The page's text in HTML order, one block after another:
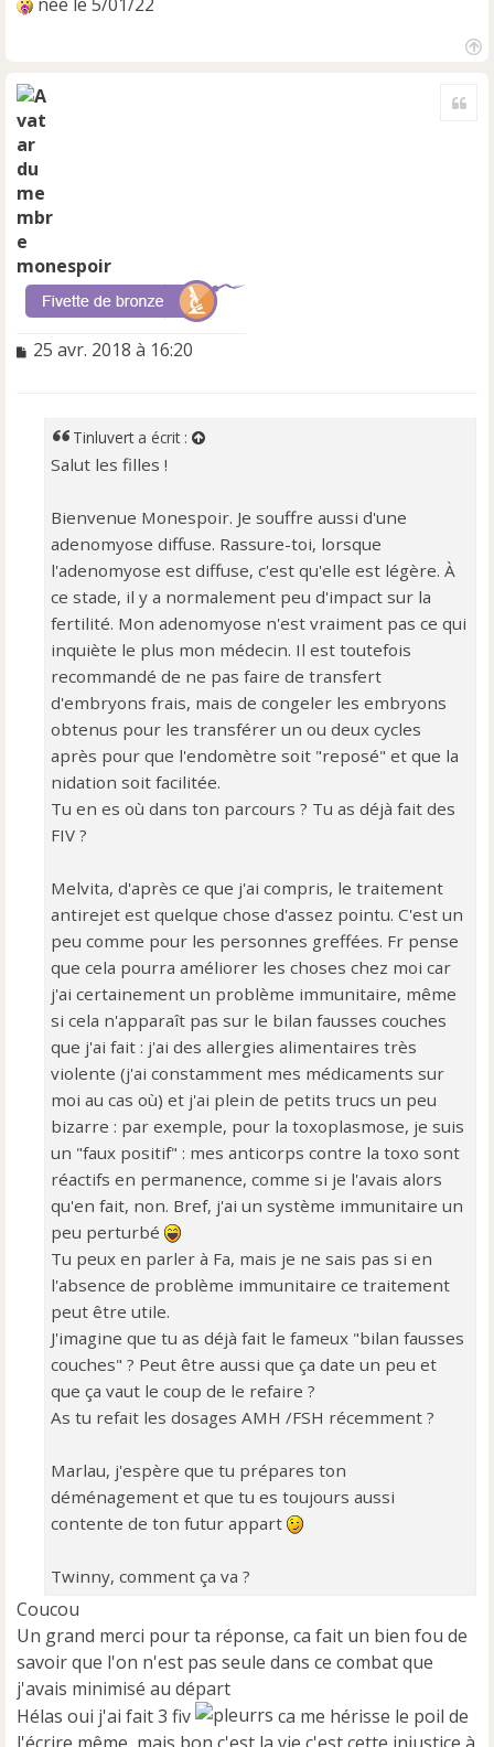
monespoir
M
25 avr. 2018 à 16:20
Tinluverta écrit :
Salut les filles !
Bienvenue Monespoir. Je souffre aussi d'une
adenomyose diffuse. Rassure-toi, lorsque
l'adenomyose est diffuse, c'est qu'elle est légère. À
ce stade, il y a normalement peu d'impact sur la
fertilité. Mon adenomyose n'est vraiment pas ce qui
inquiète le plus mon médecin. Il est toutefois
recommandé de ne pas faire de transfert
d'embryons frais, mais de congeler les embryons
obtenus pour les transférer un ou deux cycles
après pour que l'endomètre soit "reposé" et que la
nidation soit facilitée.
Tu en es où dans ton parcours ? Tu as déjà fait des
FIV ?
Melvita, d'après ce que j'ai compris, le traitement
antirejet est quelque chose d'assez pointu. C'est un
peu comme pour les personnes greffées. Fr pense
que cela pourra améliorer les choses chez moi car
j'ai certainement un problème immunitaire, même
si cela n'apparaît pas sur le bilan fausses couches
que j'ai fait : j'ai des allergies alimentaires très
violente (j'ai constamment mes médicaments sur
moi au cas où) et j'ai plein de petits trucs un peu
bizarre : par exemple, pour la toxoplasmose, je suis
un "faux positif" : mes anticorps contre la toxo sont
réactifs en permanence, comme si je l'avais alors
qu'en fait, non. Bref, j'ai un système immunitaire un
peu perturbé
Tu peux en parler à Fa, mais je ne sais pas si en
l'absence de problème immunitaire ce traitement
peut être utile.
J'imagine que tu as déjà fait le fameux "bilan fausses
couches" ? Peut être aussi que ça date un peu et
que ça vaut le coup de le refaire ?
As tu refait les dosages AMH /FSH récemment ?
Marlau, j'espère que tu prépares ton
déménagement et que tu es toujours aussi
contente de ton futur appart
Twinny, comment ça va ?
Coucou
Un grand merci pour ta réponse, ca fait un bien fou de
savoir que l'on n'est pas seule dans ce combat que
j'avais minimisé au départ
Hélas oui j'ai fait 3 fiv
ca me hérisse le poil de